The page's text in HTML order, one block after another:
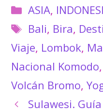
Categorías
ASIA,
Etiquetas
Bali, Bira,
Viaje, Lombok,
Nacional Komodo,
Volcán Bromo,
Sulawesi.